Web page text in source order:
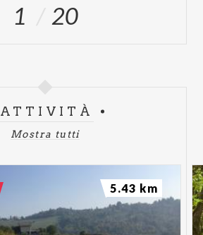
1 20
ATTIVITÀ
Mostra tutti
5.43 km